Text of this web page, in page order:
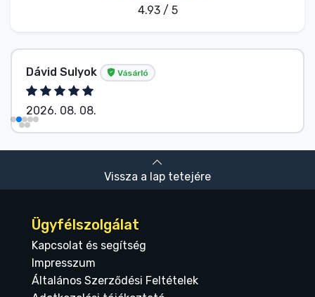
4.93 / 5
Dávid Sulyok Vásárló
2026. 08. 08.
Vissza a lap tetejére
Ügyfélszolgálat
Kapcsolat és segítség
Impresszum
Általános Szerződési Feltételek